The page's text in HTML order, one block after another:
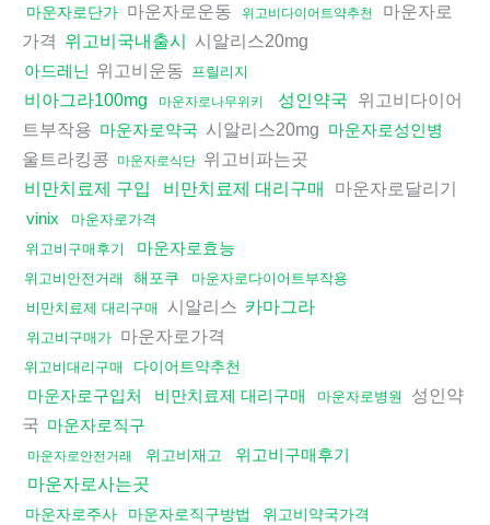
마운자로단가 마운자로운동 위고비다이어트약추천
마운자로
가격 위고비국내출시 시알리스20mg
아드레닌 위고비운동 프릴리지
비아그라100mg 마운자로나무위키 성인약국
위고비다이어
트부작용 마운자로약국 시알리스20mg 마운자로성인병
울트라킹콩 마운자로식단 위고비파는곳
비만치료제 구입 비만치료제 대리구매 마운자로달리기
vinix
마운자로가격
위고비구매후기
마운자로효능
위고비안전거래 해포쿠
마운자로다이어트부작용
비만치료제 대리구매
시알리스 카마그라
위고비구매가 마운자로가격
위고비대리구매 다이어트약추천
마운자로구입처 비만치료제 대리구매 마운자로병원
성인약
국 마운자로직구
마운자로안전거래 위고비재고
위고비구매후기
마운자로사는곳
마운자로주사 마운자로직구방법 위고비약국가격